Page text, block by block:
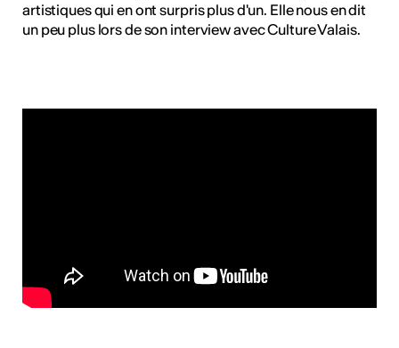
artistiques qui en ont surpris plus d'un. Elle nous en dit
un peu plus lors de son interview avec Culture Valais.